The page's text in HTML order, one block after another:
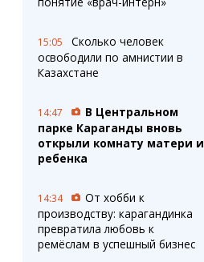
15:05
Сколько человек
освободили по амнистии в
Казахстане
14:47
В Центральном
парке Караганды вновь
открыли комнату матери и
ребенка
14:34
От хобби к
производству: карагандинка
превратила любовь к
ремёслам в успешный бизнес